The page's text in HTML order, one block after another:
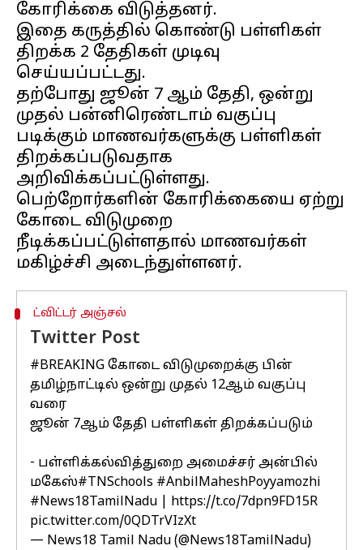
கோரிக்கை விடுத்தனர்.
இதை கருத்தில் கொண்டு பள்ளிகள்
திறக்க 2 தேதிகள் முடிவு
செய்யப்பட்டது.
தற்போது ஜூன் 7 ஆம் தேதி, ஒன்று
முதல் பன்னிரெண்டாம் வகுப்பு
படிக்கும் மாணவர்களுக்கு பள்ளிகள்
திறக்கப்படுவதாக
அறிவிக்கப்பட்டுள்ளது.
பெற்றோர்களின் கோரிக்கையை ஏற்று
கோடை விடுமுறை
நீடிக்கப்பட்டுள்ளதால் மாணவர்கள்
ட்விட்டர் அஞ்சல்
Twitter Post
#BREAKING கோடை விடுமுறைக்கு பின்
தமிழ்நாட்டில் ஒன்று முதல் 12ஆம் வகுப்பு
வரை
ஜூன் 7ஆம் தேதி பள்ளிகள் திறக்கப்படும்
- பள்ளிக்கல்வித்துறை அமைச்சர் அன்பில்
மகேஸ்#TNSchools #AnbilMaheshPoyyamozhi
#News18TamilNadu
https://t.co/7dpn9FD15R
pic.twitter.com/0QDTrVIzXt
— News18 Tamil Nadu (@News18TamilNadu)